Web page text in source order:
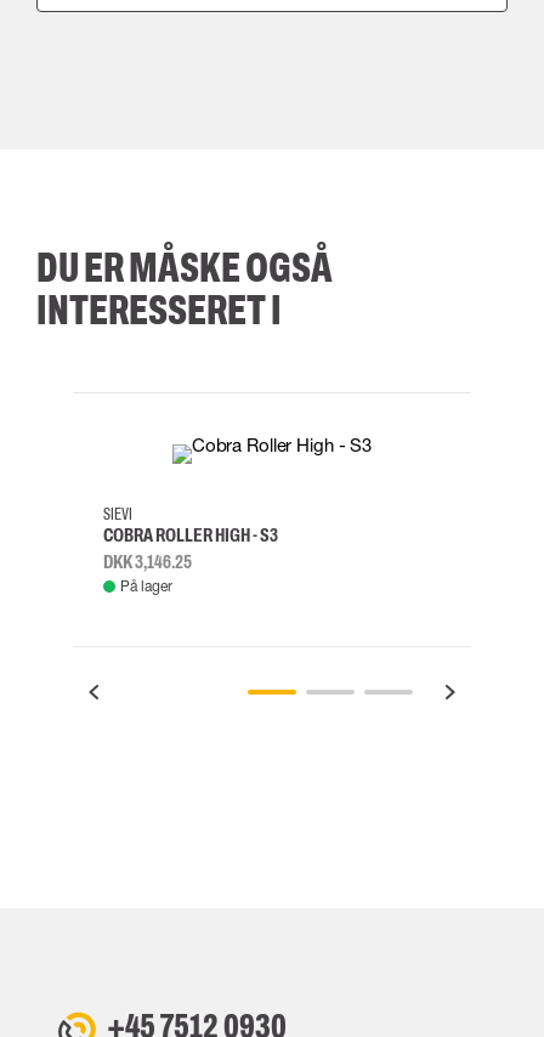
DU ER MÅSKE OGSÅ
INTERESSERET I
38
SIEVI
COBRA ROLLER HIGH - S3
DKK 3,146.25
På lager
+45 7512 0930